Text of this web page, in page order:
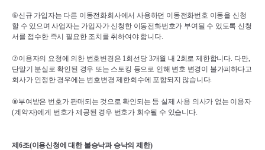
⑥신규 가입자는 다른 이동전화회사에서 사용하던 이동전화번호 이동을 신청
할 수 있으며 사업자는 가입자가 신청한 이동전화번호가 부여될 수 있도록 신청
서를 접수한 즉시 필요한 조치를 취하여야 합니다.
⑦이용자의 요청에 의한 번호변경은 1회선당 3개월 내 2회로 제한합니다. 다만
단말기 분실로 확인된 경우 또는 스토킹 등으로 인해 변호 변경이 불가피하다고
회사가 인정한 경우에는 번호변경 제한회수에 포함되지 않습니다.
⑧부여받은 번호가 판매되는 것으로 확인되는 등 실제 사용 의사가 없는 이용자
(계약자)에게 번호가 제공된 경우 번호가 회수될 수 있습니다.
제 6조(이용신청에 대한 불승낙과 승낙의 제한)